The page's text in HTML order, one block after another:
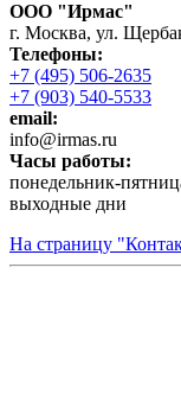
ООО "Ирмас"
г. Москва, ул.
Телефоны:
+7 (495) 506-2635
+7 (903) 540-5533
email:
infо@irmas.ru
Часы работы:
понедельник-
выходные дни
На страницу